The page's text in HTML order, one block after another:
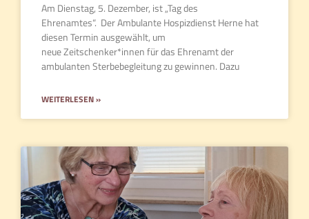
Am Dienstag, 5. Dezember, ist „Tag des
Ehrenamtes“. Der Ambulante Hospizdienst Herne hat
diesen Termin ausgewählt, um
neue Zeitschenker*innen für das Ehrenamt der
ambulanten Sterbebegleitung zu gewinnen. Dazu
WEITERLESEN »